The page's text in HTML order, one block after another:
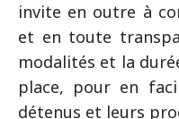
invite en outre à
et en toute
modalités et la
place, pour en
détenus et leurs